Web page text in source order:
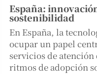
España:
sostenibilidad
En España, la
ocupar un papel
servicios de
ritmos de adopción